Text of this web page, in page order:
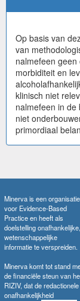
Op basis van
van
nalmefeen
morbiditeit en
klinisch niet
nalmefeen in de
niet
primordiaal
Minerva is een organisatie
voor Evidence-Based
Practice en heeft als
doelstelling onafhankelijke,
wetenschappelijke
informatie te verspreiden.
Minerva komt tot stand
de financiële steun van
RIZIV, dat de redactionele
onafhankelijkheid